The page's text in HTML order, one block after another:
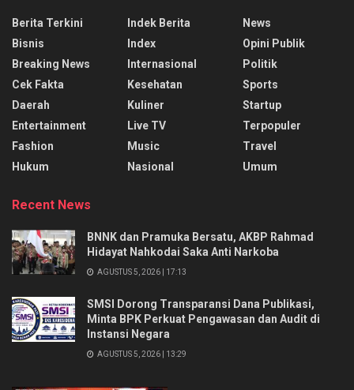
Berita Terkini
Bisnis
Breaking News
Cek Fakta
Daerah
Entertainment
Fashion
Hukum
Indek Berita
Index
Internasional
Kesehatan
Kuliner
Live TV
Music
Nasional
News
Opini Publik
Politik
Sports
Startup
Terpopuler
Travel
Umum
Recent News
BNNK dan Pramuka Bersatu, AKBP Rahmad
Hidayat Nahkodai Saka Anti Narkoba
AGUSTUS 5, 2026 | 17:13
SMSI Dorong Transparansi Dana Publikasi,
Minta BPK Perkuat Pengawasan dan Audit di
Instansi Negara
AGUSTUS 5, 2026 | 13:29